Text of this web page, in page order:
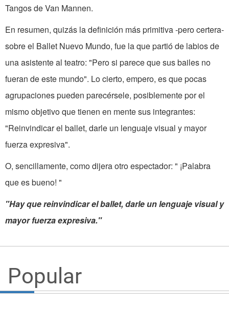
Tangos de Van Mannen.
En resumen, quizás la definición más primitiva -pero certera-
sobre el Ballet Nuevo Mundo, fue la que partió de labios de
una asistente al teatro: "Pero si parece que sus bailes no
fueran de este mundo". Lo cierto, empero, es que pocas
agrupaciones pueden parecérsele, posiblemente por el
mismo objetivo que tienen en mente sus integrantes:
"Reinvindicar el ballet, darle un lenguaje visual y mayor
fuerza expresiva".
O, sencillamente, como dijera otro espectador: " ¡Palabra
que es bueno! "
"Hay que reinvindicar el ballet, darle un lenguaje visual y
mayor fuerza expresiva."
Popular